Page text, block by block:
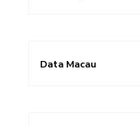
Data Macau